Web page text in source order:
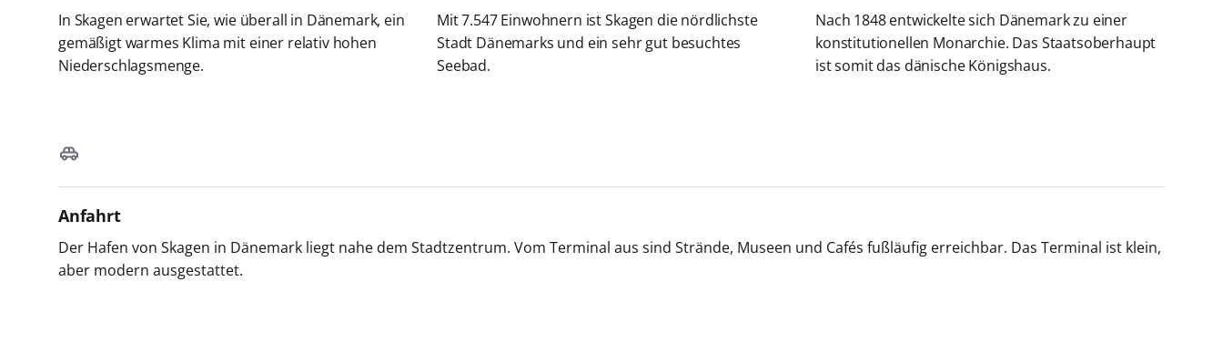
In Skagen erwartet Sie, wie überall in Dänemark, ein
gemäßigt warmes Klima mit einer relativ hohen
Niederschlagsmenge.
Mit 7.547 Einwohnern ist Skagen die nördlichste
Stadt Dänemarks und ein sehr gut besuchtes
Seebad.
Nach 1848 entwickelte sich Dänemark zu einer
konstitutionellen Monarchie. Das Staatsoberhaupt
ist somit das dänische Königshaus.
Anfahrt
Der Hafen von Skagen in Dänemark liegt nahe dem Stadtzentrum. Vom Terminal aus sind Strände, Museen und Cafés fußläufig erreichbar. Das Terminal ist klein,
aber modern ausgestattet.